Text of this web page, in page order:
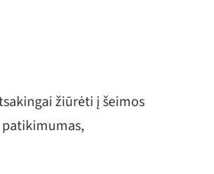
žiūrėti į šeimos